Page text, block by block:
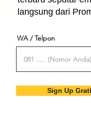
langsung dari
WA / Telpon
Sign Up